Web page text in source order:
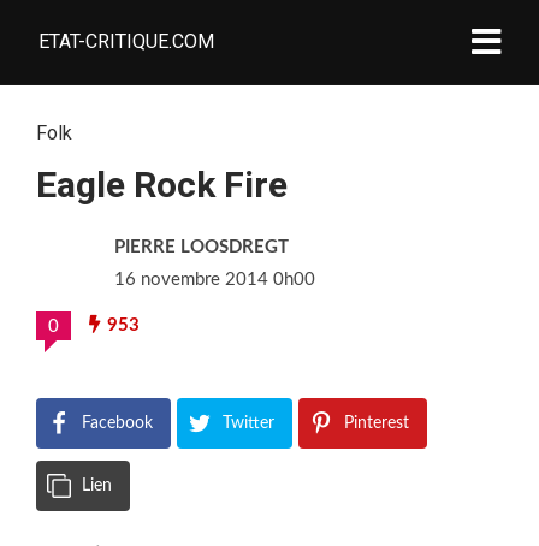
ETAT-CRITIQUE.COM
Folk
Eagle Rock Fire
PIERRE LOOSDREGT
16 novembre 2014 0h00
0 953
Facebook Twitter Pinterest
Lien